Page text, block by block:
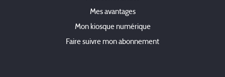
Mes avantages
Mon kiosque numérique
Faire suivre mon abonnement